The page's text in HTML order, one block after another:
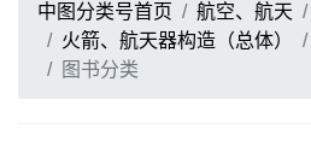
中图分类号首页 航空、航天
火箭、航天器构造（总体）
图书分类